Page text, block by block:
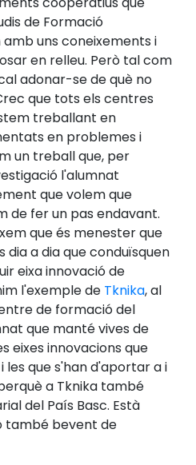
de Formació
uns coneixements i
en relleu. Però tal com
adonar-se de què no
que tots els centres
treballant en
en problemes i
un treball que, per
l'alumnat
que volem que
de fer un pas endavant.
que és menester que
dia a dia que conduïsquen
eixa innovació de
l'exemple de Tknika, al
de formació del
que manté vives de
eixes innovacions que
les que s'han d'aportar a i
a Tknika també
del País Basc. Està
també bevent de